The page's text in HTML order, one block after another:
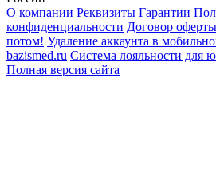
О компании Реквизиты Гарантии
конфиденциальности Договор оферты
потом! Удаление аккаунта в
bazismed.ru Система лояльности для
Полная версия сайта